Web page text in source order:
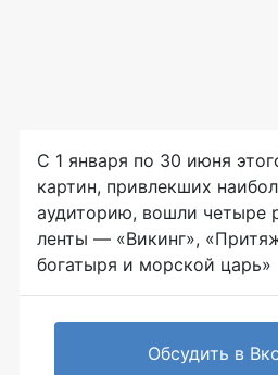
С 1 января по 30 июня
картин, привлекших
аудиторию, вошли четыре
ленты — «Викинг»,
богатыря и морской
Обсудить в